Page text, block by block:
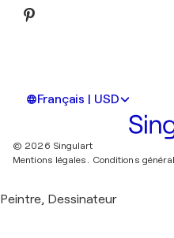
Français | USD
© 2026 Singulart
Mentions légales. Conditions
Peintre, Dessinateur